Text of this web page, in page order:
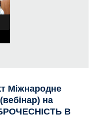
Міжнародне
на
В